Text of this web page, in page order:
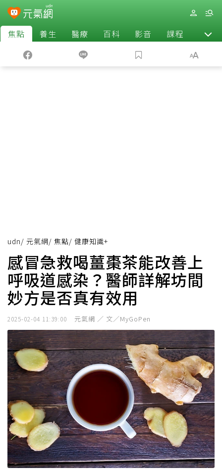
焦點 養生 醫療 百科 影音 課程 退休
udn/ 元氣網/ 焦點/ 健康知識+
感冒急救喝薑棗茶能改善上
呼吸道感染？醫師詳解坊間
妙方是否真有效用
2025-02-04 11:39:00 元氣網 ／ 文／MyGoPen